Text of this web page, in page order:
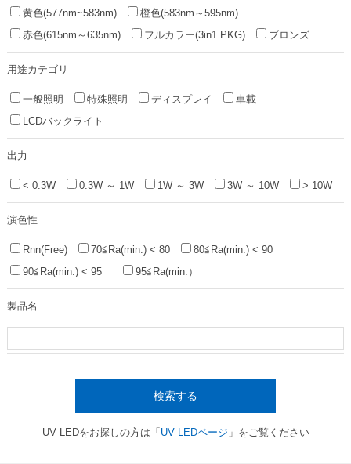
黄色(577nm~583nm)
橙色(583nm～595nm)
赤色(615nm～635nm)
フルカラー(3in1 PKG) ブロンズ
用途カテゴリ
一般照明 特殊照明 ディスプレイ
車載
LCDバックライト
出力
< 0.3W 0.3W ～ 1W 1W ～ 3W 3W ～ 10W > 10W
演色性
Rnn(Free) 70≦Ra(min.) < 80
80≦Ra(min.) < 90
90≦Ra(min.) < 95
95≦Ra(min.）
製品名
検索する
UV LEDをお探しの方は「 UV LEDページ 」をご覧ください